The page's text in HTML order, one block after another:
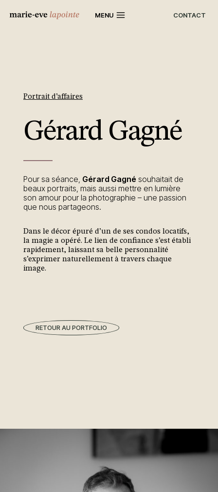
MENU CONTACT
Portrait d’affaires
Gérard Gagné
Pour sa séance, Gérard Gagné souhaitait de
beaux portraits, mais aussi mettre en lumière
son amour pour la photographie – une passion
que nous partageons.
Dans le décor épuré d’un de ses condos locatifs,
la magie a opéré. Le lien de confiance s’est établi
rapidement, laissant sa belle personnalité
s’exprimer naturellement à travers chaque
image.
RETOUR AU PORTFOLIO